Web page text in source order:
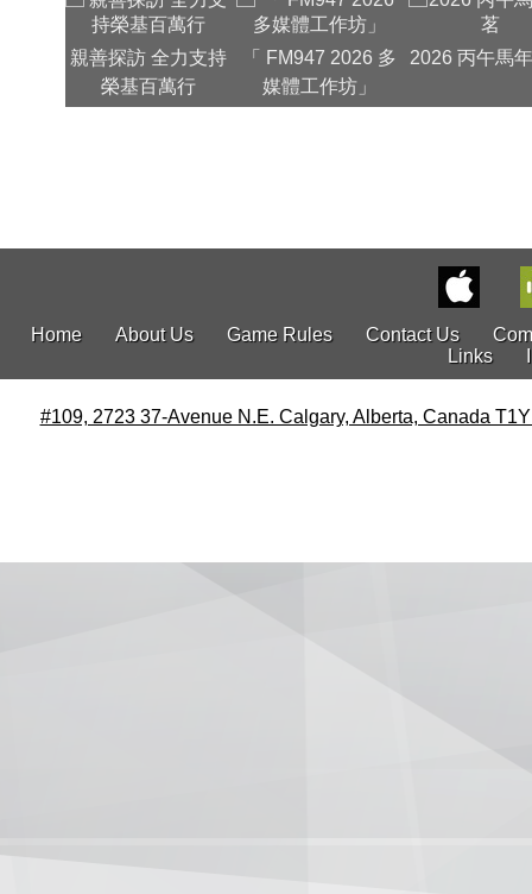
親善探訪 全力支持
榮基百萬行
「 FM947 2026 多
媒體工作坊」
2026 丙午馬
Home About Us Game Rules Contact Us
Links
#109, 2723 37-Avenue N.E. Calgary, Alberta, Canada